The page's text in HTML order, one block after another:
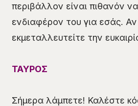
περιβάλλον είναι πιθανόν
ενδιαφέρον του για εσάς.
εκμεταλλευτείτε την
ΤΑΥΡΟΣ
Σήμερα λάμπετε! Καλέστε